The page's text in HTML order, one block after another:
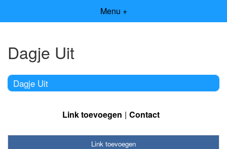
Menu +
Dagje Uit
Dagje Uit
Link toevoegen Contact
Link toevoegen